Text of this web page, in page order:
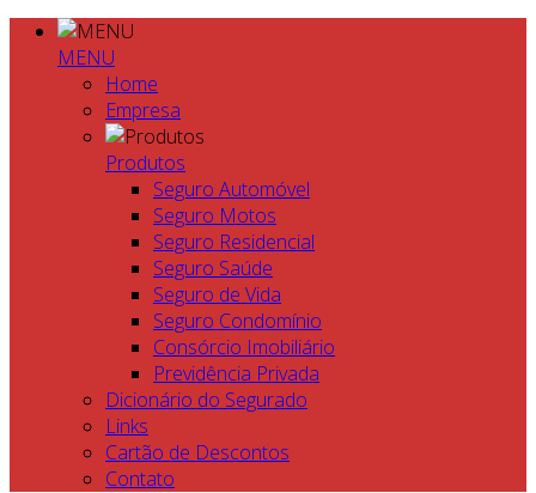
MENU
Home
Empresa
Produtos
Seguro Automóvel
Seguro Motos
Seguro Residencial
Seguro Saúde
Seguro de Vida
Seguro Condomínio
Consórcio Imobiliário
Previdência Privada
Dicionário do Segurado
Links
Cartão de Descontos
Contato